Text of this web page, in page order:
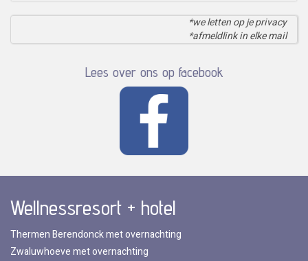
*we letten op je privacy
*afmeldlink in elke mail
Lees over ons op facebook
Wellnessresort + hotel
Thermen Berendonck met overnachting
Zwaluwhoeve met overnachting